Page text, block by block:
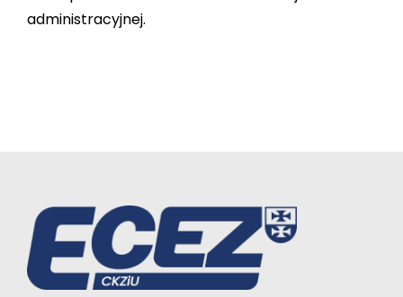
administracyjnej.